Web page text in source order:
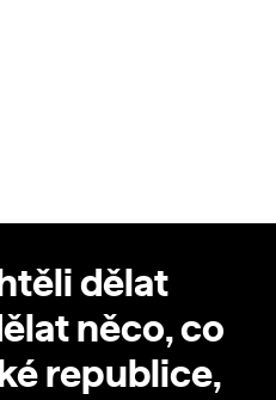
dělat
něco, co
republice,